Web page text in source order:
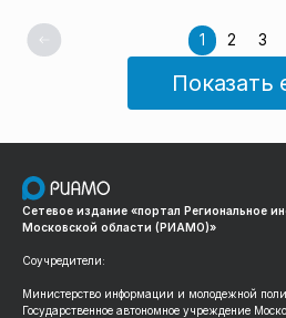
1 2 3
Показать
Сетевое издание «портал Региональное
Московской области (РИАМО)»
Соучредители:
Министерство информации и молодежной
Государственное автономное учреждение